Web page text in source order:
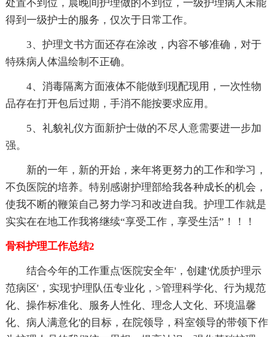
处置不到位，晨晚间护理做的不到位，一级护理病人未能
得到一级护士的服务，仅次于日常工作。
3、护理文书方面还存在涂改，内容不够准确，对于
特殊病人体温绘制不正确。
4、消毒隔离方面液体不能做到现配现用，一次性物
品存在打开包后过期，手消不能按要求应用。
5、礼貌礼仪方面新护士做的不尽人意需要进一步加
强。
新的一年，新的开始，来年将更努力的工作和学习，
不负医院的培养。特别感谢护理部给我各种成长的机会，
使我不断的鞭策自己努力学习和改进自我。护理工作就是
实实在在地工作我将继续“享受工作，享受生活”！！！
骨科护理工作总结2
结合今年的工作重点'医院安全年'，创建'优质护理示
范病区'，实现'护理队伍专业化，>管理科学化、行为规范
化、操作标准化、服务人性化、理念人文化、环境温馨
化、病人满意化'的目标，在院领导，科室领导的带领下作